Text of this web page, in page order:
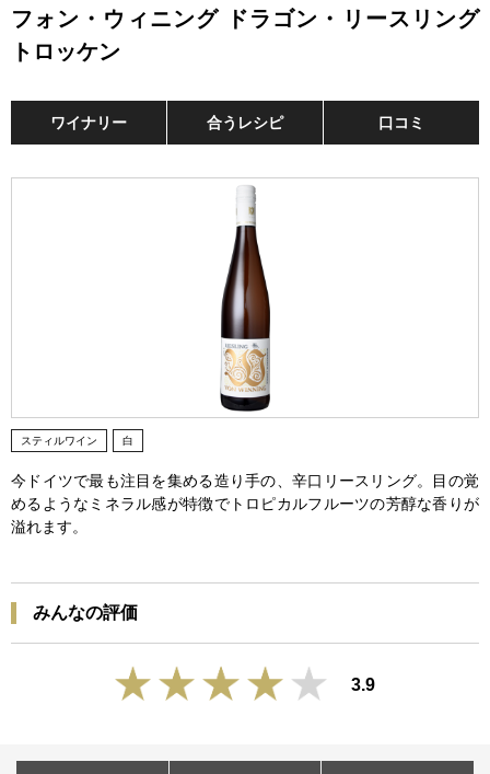
フォン・ウィニング ドラゴン・リースリング
トロッケン
ワイナリー 合うレシピ 口コミ
スティルワイン 白
今ドイツで最も注目を集める造り手の、辛口リースリング。目の覚
めるようなミネラル感が特徴でトロピカルフルーツの芳醇な香りが
溢れます。
みんなの評価
3.9